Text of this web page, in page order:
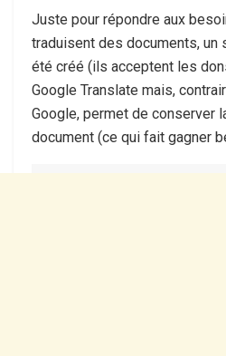
Juste pour répondre aux
traduisent des documents, un
été créé (ils acceptent les
Google Translate mais,
Google, permet de conserver
document (ce qui fait gagner